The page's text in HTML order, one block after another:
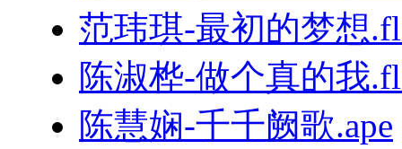
范玮琪-最初的梦想
陈淑桦-做个真的我
陈慧娴-千千阙歌.ape